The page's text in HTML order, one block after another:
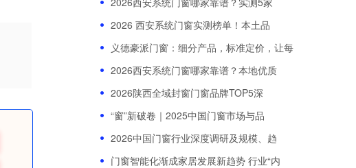
2026 西安系统门窗实测榜单！本土品
义德豪派门窗：细分产品，标准定价，让每
2026西安系统门窗哪家靠谱？本地优质
2026陕西全域封窗门窗品牌TOP5深
“窗”新破卷｜2025中国门窗市场与品
2026中国门窗行业深度调研及规模、趋
门窗智能化渐成家居发展新趋势 行业“内